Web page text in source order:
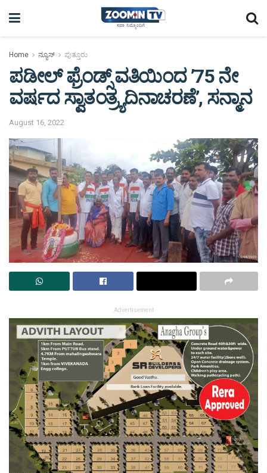
Home ನ್ಯೂಸ್ ಪುತ್ತೂರು
ಪಡೀಲ್ ಫ್ರೆಂಡ್ಸ್‌ ವತಿಯಿಂದ ’75 ನೇ
ವರ್ಷದ ಸ್ವಾತಂತ್ರ್ಯದಿನಾಚರಣೆ’, ಸನ್ಮಾನ
August 16, 2022
Advertisement